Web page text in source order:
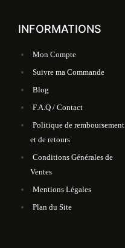
INFORMATIONS
Mon Compte
Suivre ma Commande
Blog
F.A.Q / Contact
Politique de remboursement
et de retours
Conditions Générales de
Ventes
Mentions Légales
Plan du Site